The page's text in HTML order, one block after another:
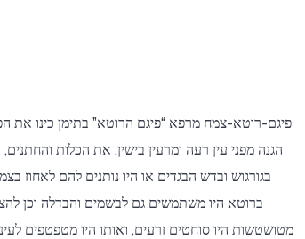
פיגם-רוטא-צמח מרפא “פיגם הרוטא” בתימן כינו את
הגנה מפני עין רעה ומרעין בישין. את הכלות
בגורגוש ובדש הבגדים או היו נותנים להם לאחוז
ברוטא היו משתמשים גם לבשמים והבדלה וכן
מטושטשות היו סוחטים זרעים, ואותו היו מטפטפים